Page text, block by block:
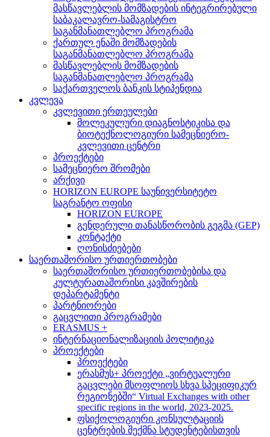
მასწავლებლის მომზადების ინტეგრირებული
საბაკალავრო-სამაგისტრო
საგანმანათლებლო პროგრამა
ქართულ ენაში მომზადების
საგანმანათლებლო პროგრამა
მასწავლებლის მომზადების
საგანმანათლებლო პროგრამა
საქართველოს ბანკის სტიპენდია
კვლევა
კვლევითი ერთეულები
მოლეკულური დიაგნოსტიკისა და
ბიოტექნოლოგიური სამეცნიერო-
კვლევითი ცენტრი
პროექტები
სამეცნიერო შრომები
არქივი
HORIZON EUROPE საუნივერსიტეტო
საგრანტო ოფისი
HORIZON EUROPE
გენდერული თანასწორობის გეგმა (GEP)
კონტაქტი
ღონისძიებები
საერთაშორისო ურთიერთობები
საერთაშორისო ურთიერთობებისა და
კულტურათაშორისი კავშირების
დეპარტამენტი
პარტნიორები
გაცვლითი პროგრამები
ERASMUS +
ინტერნაციონალიზაციის პოლიტიკა
პროექტები
პროექტები
ერასმუს+ პროექტი „ვირტუალური
გაცვლები მსოფლიოს სხვა სპეციფიკურ
რეგიონებში“ Virtual Exchanges with other
specific regions in the world, 2023-2025.
ფსიქოლოგიური კონსულტაციის
ცენტრების შექმნა სტუდენტებისთვის